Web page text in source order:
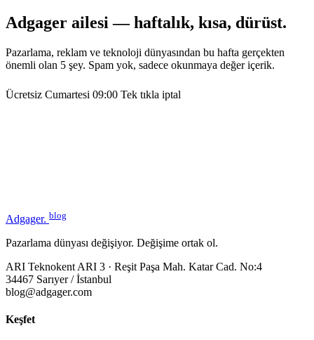
Adgager ailesi — haftalık, kısa, dürüst.
Pazarlama, reklam ve teknoloji dünyasından bu hafta gerçekten
önemli olan 5 şey. Spam yok, sadece okunmaya değer içerik.
Ücretsiz Cumartesi 09:00 Tek tıkla iptal
Adgager. blog
Pazarlama dünyası değişiyor. Değişime ortak ol.
ARI Teknokent ARI 3 · Reşit Paşa Mah. Katar Cad. No:4
34467 Sarıyer / İstanbul
blog@adgager.com
Keşfet